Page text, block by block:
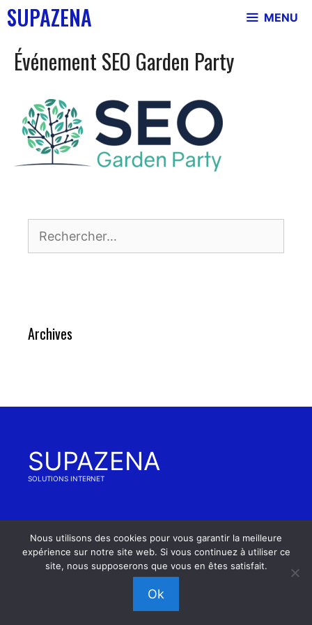
Aller
au
contenu
SUPAZENA MENU
Événement SEO Garden Party
Archives
SUPAZENA
SOLUTIONS INTERNET
© 2026 SUPAZENA | RCS Nancy 503627341 00020-
NAF 6311Z - TVA FR44503627341
|
Nous utilisons des cookies pour vous garantir la meilleure
expérience sur notre site web. Si vous continuez à utiliser ce
site, nous supposerons que vous en êtes satisfait.
Ok